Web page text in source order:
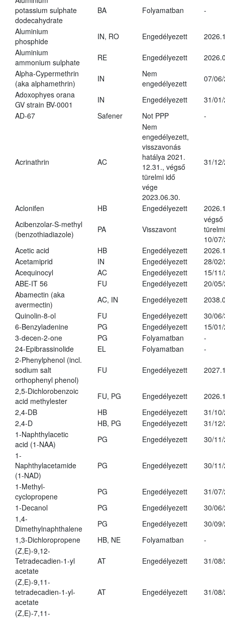
potassium sulphate
dodecahydrate
BA Folyamatban -
Aluminium
phosphide
IN, RO Engedélyezett
Aluminium
ammonium sulphate
RE Engedélyezett
Alpha-Cypermethrin
(aka alphamethrin)
IN
Nem
engedélyezett
07/
Adoxophyes orana
GV strain BV-0001
IN Engedélyezett
31/
AD-67
Safener Not PPP -
Acrinathrin AC
Nem
engedélyezett,
visszavonás
hatálya 2021.
12.31., végső
türelmi idő
vége
2023.06.30.
31/
Aclonifen HB Engedélyezett
Acibenzolar-S-methyl
(benzothiadiazole)
PA Visszavont
végső
10/
Acetic acid
HB Engedélyezett
Acetamiprid
IN Engedélyezett
28/
Acequinocyl
AC Engedélyezett
15/
ABE-IT 56
FU Engedélyezett
20/
Abamectin (aka
avermectin)
AC, IN Engedélyezett
Quinolin-8-ol
FU Engedélyezett
30/
6-Benzyladenine
PG Engedélyezett
15/
3-decen-2-one
PG Folyamatban
-
24-Epibrassinolide
EL Folyamatban
-
2-Phenylphenol (incl.
sodium salt
orthophenyl phenol)
FU Engedélyezett
2,5-Dichlorobenzoic
acid methylester
FU, PG Engedélyezett
2,4-DB
HB Engedélyezett
31/
2,4-D
HB, PG Engedélyezett
31/
1-Naphthylacetic
acid (1-NAA)
PG Engedélyezett
30/
1-
Naphthylacetamide
(1-NAD)
PG Engedélyezett 30/
1-Methyl-
cyclopropene
PG Engedélyezett
31/
1-Decanol
PG Engedélyezett
30/
1,4-
Dimethylnaphthalene
PG Engedélyezett
30/
1,3-Dichloropropene
HB, NE Folyamatban
-
(Z,E)-9,12-
Tetradecadien-1-yl
acetate
AT Engedélyezett 31/
(Z,E)-9,11-
tetradecadien-1-yl-
acetate
AT Engedélyezett 31/
(Z,E)-7,11-